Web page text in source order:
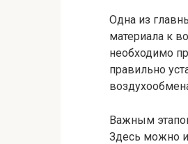
Одна из
материала к
необходимо
правильно
Важным
Здесь можно